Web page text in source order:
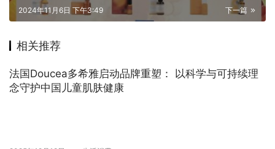
下一篇
2024年11月6日 下午3:49
相关推荐
法国Doucea多希雅启动品牌重塑： 以科学与可持续理
念守护中国儿童肌肤健康